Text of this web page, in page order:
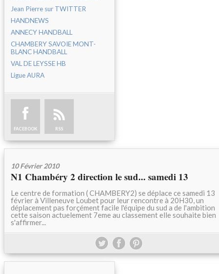
Jean Pierre sur TWITTER
HANDNEWS
ANNECY HANDBALL
CHAMBERY SAVOIE MONT-
BLANC HANDBALL
VAL DE LEYSSE HB
Ligue AURA
FACEBOOK RSS
10 Février 2010
N1 Chambéry 2 direction le sud... samedi 13
Le centre de formation ( CHAMBERY2) se déplace ce samedi 13
février à Villeneuve Loubet pour leur rencontre à 20H30, un
déplacement pas forçément facile l'équipe du sud a de l'ambition
cette saison actuelement 7eme au classement elle souhaite bien
s'affirmer...